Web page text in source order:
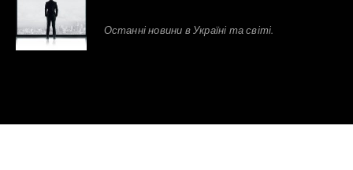
Останні новини в Україні та світі.